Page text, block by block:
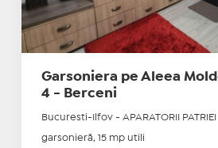
Garsoniera pe Aleea
4 - Berceni
Bucuresti-Ilfov - APARATORII PATRIEI
garsonieră, 15 mp utili